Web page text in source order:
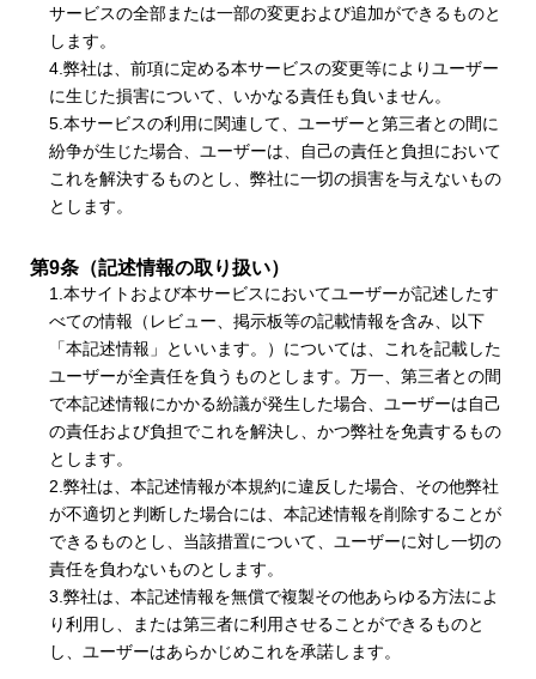
サービスの全部または一部の変更および追加ができるものと
します。
4.弊社は、前項に定める本サービスの変更等によりユーザー
に生じた損害について、いかなる責任も負いません。
5.本サービスの利用に関連して、ユーザーと第三者との間に
紛争が生じた場合、ユーザーは、自己の責任と負担において
これを解決するものとし、弊社に一切の損害を与えないもの
とします。
第9条（記述情報の取り扱い）
1.本サイトおよび本サービスにおいてユーザーが記述したす
べての情報（レビュー、掲示板等の記載情報を含み、以下
「本記述情報」といいます。）については、これを記載した
ユーザーが全責任を負うものとします。万一、第三者との間
で本記述情報にかかる紛議が発生した場合、ユーザーは自己
の責任および負担でこれを解決し、かつ弊社を免責するもの
とします。
2.弊社は、本記述情報が本規約に違反した場合、その他弊社
が不適切と判断した場合には、本記述情報を削除することが
できるものとし、当該措置について、ユーザーに対し一切の
責任を負わないものとします。
3.弊社は、本記述情報を無償で複製その他あらゆる方法によ
り利用し、または第三者に利用させることができるものと
し、ユーザーはあらかじめこれを承諾します。